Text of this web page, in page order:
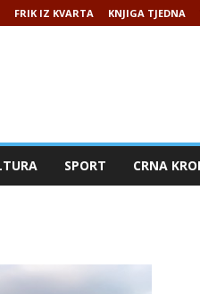
FRIK IZ KVARTA KNJIGA TJEDNA
SPORT CRNA